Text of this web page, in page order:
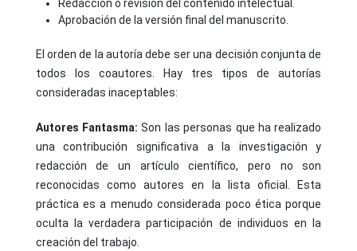
Redacción o revisión del contenido intelectual.
Aprobación de la versión final del manuscrito.
El orden de la autoría debe ser una decisión conjunta de
todos los coautores. Hay tres tipos de autorías
consideradas inaceptables:
Autores Fantasma: Son las personas que ha realizado
una contribución significativa a la investigación y
redacción de un artículo científico, pero no son
reconocidas como autores en la lista oficial. Esta
práctica es a menudo considerada poco ética porque
oculta la verdadera participación de individuos en la
creación del trabajo.